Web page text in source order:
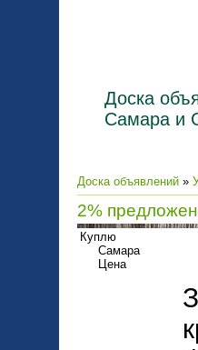
Доска
Самара и
Доска объявлений »
2%
Куплю
Самара
Цена